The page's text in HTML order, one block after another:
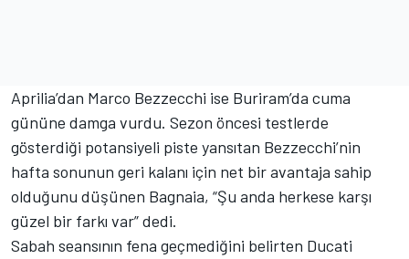
Aprilia’dan Marco Bezzecchi ise Buriram’da cuma
gününe damga vurdu. Sezon öncesi testlerde
gösterdiği potansiyeli piste yansıtan Bezzecchi’nin
hafta sonunun geri kalanı için net bir avantaja sahip
olduğunu düşünen Bagnaia, “Şu anda herkese karşı
güzel bir farkı var” dedi.
Sabah seansının fena geçmediğini belirten Ducati